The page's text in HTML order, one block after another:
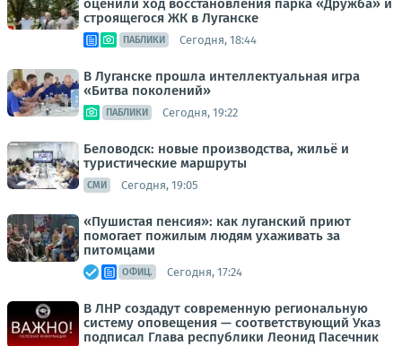
оценили ход восстановления парка «Дружба» и
строящегося ЖК в Луганске
ПАБЛИКИ Сегодня, 18:44
В Луганске прошла интеллектуальная игра
«Битва поколений»
ПАБЛИКИ Сегодня, 19:22
Беловодск: новые производства, жильё и
туристические маршруты
СМИ Сегодня, 19:05
«Пушистая пенсия»: как луганский приют
помогает пожилым людям ухаживать за
питомцами
ОФИЦ. Сегодня, 17:24
В ЛНР создадут современную региональную
систему оповещения — соответствующий Указ
подписал Глава республики Леонид Пасечник